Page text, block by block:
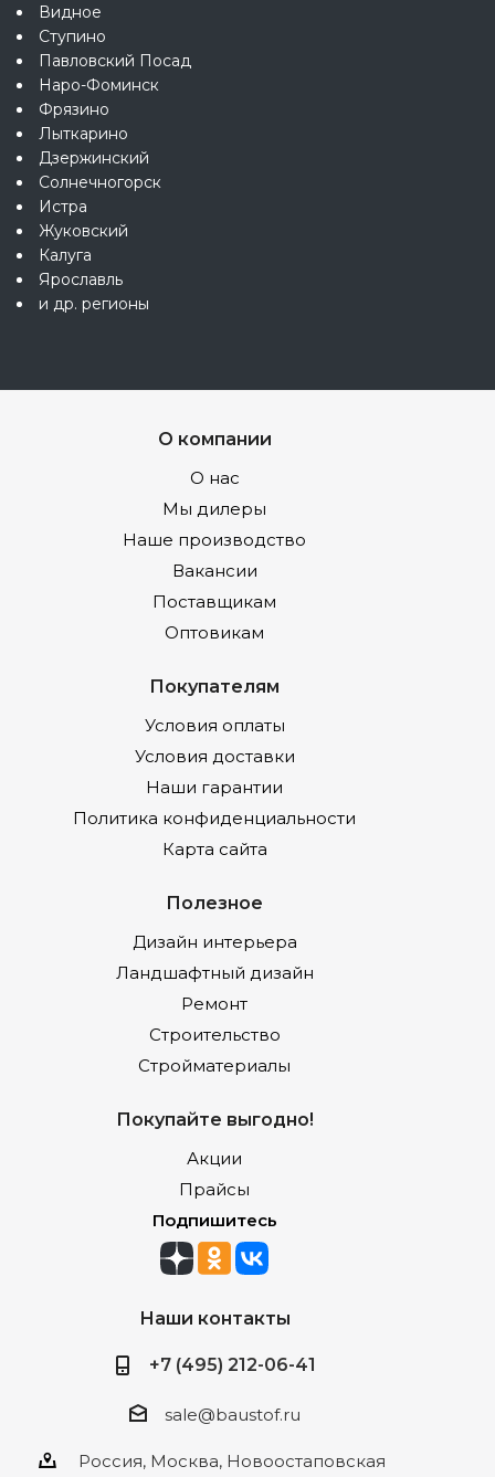
Видное
Ступино
Павловский Посад
Наро-Фоминск
Фрязино
Лыткарино
Дзержинский
Солнечногорск
Истра
Жуковский
Калуга
Ярославль
и др. регионы
О компании
О нас
Мы дилеры
Наше производство
Вакансии
Поставщикам
Оптовикам
Покупателям
Условия оплаты
Условия доставки
Наши гарантии
Политика конфиденциальности
Карта сайта
Полезное
Дизайн интерьера
Ландшафтный дизайн
Ремонт
Строительство
Стройматериалы
Покупайте выгодно!
Акции
Прайсы
Подпишитесь
Наши контакты
+7 (495) 212-06-41
sale@baustof.ru
Россия, Москва, Новоостаповская